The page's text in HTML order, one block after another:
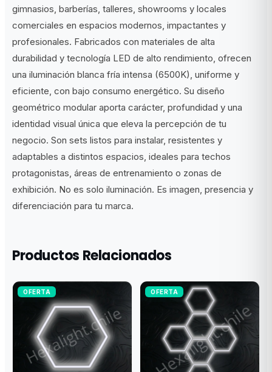
gimnasios, barberías, talleres, showrooms y locales
comerciales en espacios modernos, impactantes y
profesionales. Fabricados con materiales de alta
durabilidad y tecnología LED de alto rendimiento, ofrecen
una iluminación blanca fría intensa (6500K), uniforme y
eficiente, con bajo consumo energético. Su diseño
geométrico modular aporta carácter, profundidad y una
identidad visual única que eleva la percepción de tu
negocio. Son sets listos para instalar, resistentes y
adaptables a distintos espacios, ideales para techos
protagonistas, áreas de entrenamiento o zonas de
exhibición. No es solo iluminación. Es imagen, presencia y
diferenciación para tu marca.
Productos Relacionados
OFERTA OFERTA